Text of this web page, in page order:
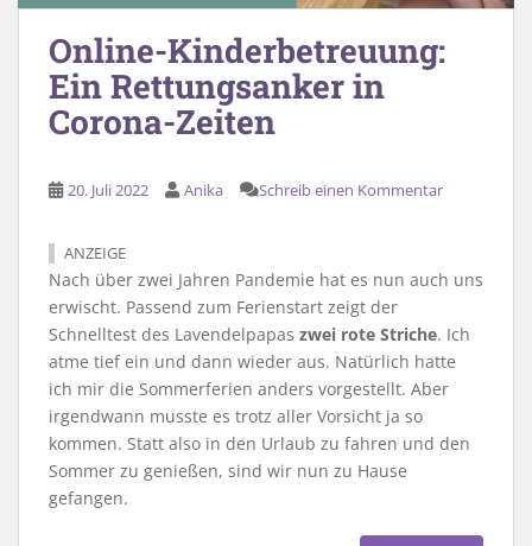
Online-Kinderbetreuung:
Ein Rettungsanker in
Corona-Zeiten
20. Juli 2022 Anika Schreib einen Kommentar
ANZEIGE
Nach über zwei Jahren Pandemie hat es nun auch uns
erwischt. Passend zum Ferienstart zeigt der
Schnelltest des Lavendelpapas zwei rote Striche. Ich
atme tief ein und dann wieder aus. Natürlich hatte
ich mir die Sommerferien anders vorgestellt. Aber
irgendwann musste es trotz aller Vorsicht ja so
kommen. Statt also in den Urlaub zu fahren und den
Sommer zu genießen, sind wir nun zu Hause
gefangen.